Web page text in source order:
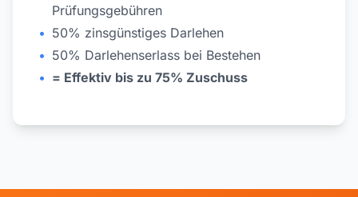
Prüfungsgebühren
• 50% zinsgünstiges Darlehen
• 50% Darlehenserlass bei Bestehen
• = Effektiv bis zu 75% Zuschuss